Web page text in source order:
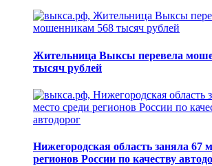
Жительница Выксы перевела
тысяч рублей
Нижегородская область заняла 67
регионов России по качеству